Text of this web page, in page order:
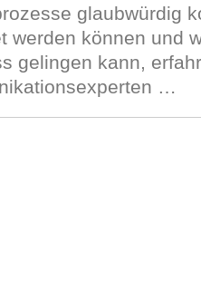
glaubwürdig
werden können und
gelingen kann,
…